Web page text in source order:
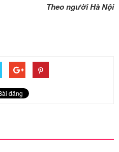
Theo người Hà Nội